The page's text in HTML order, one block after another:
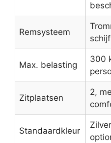
Remsysteem
Max. belasting
300
Zitplaatsen
2,
Standaardkleur